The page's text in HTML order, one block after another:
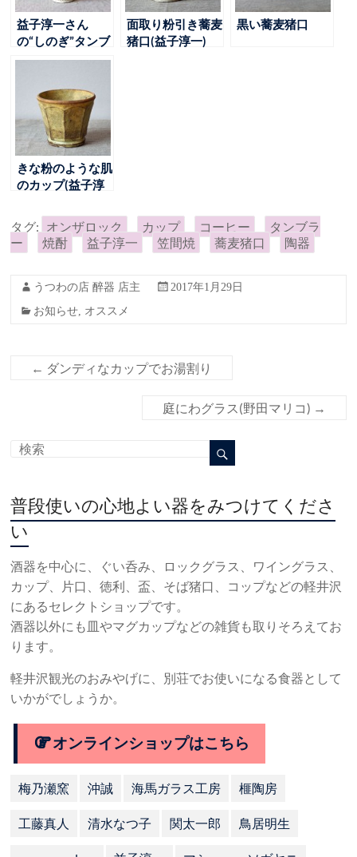
益子淳一さん
の“しのぎ”タンブ
ラー初入荷
面取り粉引き蕎麦
猪口(益子淳一)
黒い蕎麦猪口
きな粉のような肌
のカップ(益子淳
タグ: オンザロック カップ コーヒー
タンブラ
ー
焼酎 益子淳一 笠間焼 蕎麦猪口 陶器
うつわの店 醉器 店主
2017年1月29日
お知らせ オススメ
← ダンディなカップでお湯割り
庭にわグラス(野田マリコ) →
普段使いの心地よい器をみつけてくださ
い
酒器を中心に、ぐい呑み、ロックグラス、ワイングラス、
カップ、片口、徳利、盃、そば猪口、コップなどの軽井沢
にあるセレクトショップです。
酒器以外にも皿やマグカップなどの雑貨も取りそろえてお
ります。
軽井沢観光のおみやげに、別荘でお使いになる食器として
いかがでしょうか。
オンラインショップはこちら
梅乃瀬窯 沖誠 海馬ガラス工房 榧陶房
工藤真人 清水なつ子 関太一郎 鳥居明生